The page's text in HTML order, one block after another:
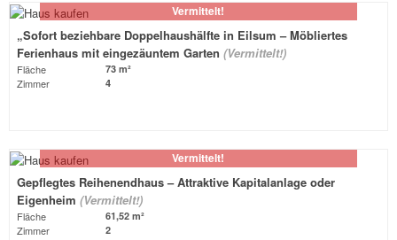
Vermittelt!
„Sofort beziehbare Doppelhaushälfte in Eilsum – Möbliertes
Ferienhaus mit eingezäuntem Garten (Vermittelt!)
Fläche 73 m²
Zimmer 4
Vermittelt!
Gepflegtes Reihenendhaus – Attraktive Kapitalanlage oder
Eigenheim (Vermittelt!)
Fläche 61,52 m²
Zimmer 2